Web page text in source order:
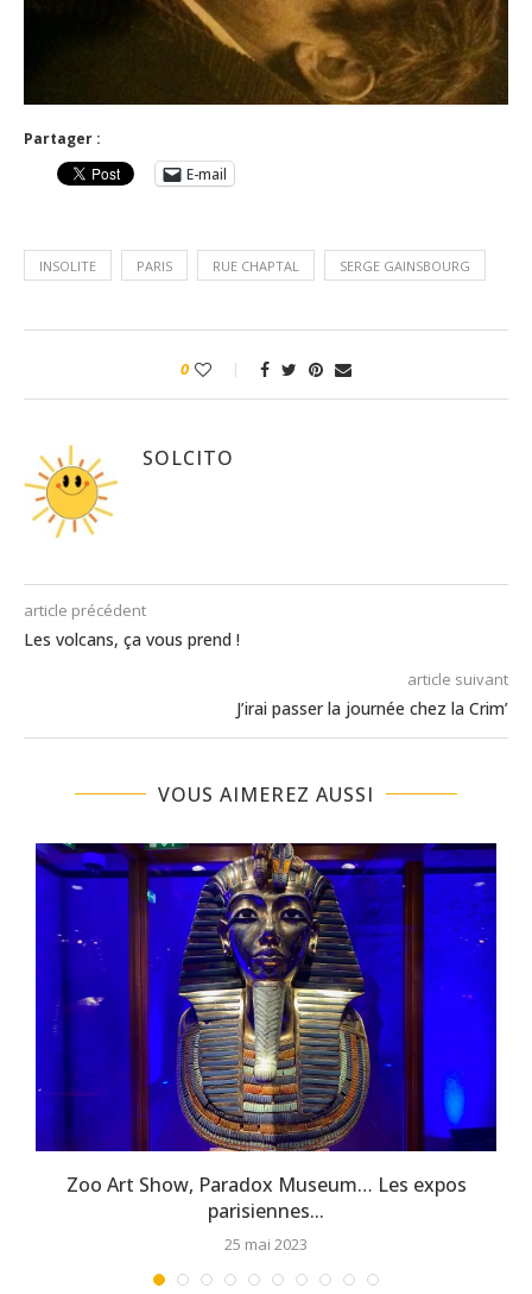
Partager :
E-mail
INSOLITE PARIS RUE CHAPTAL SERGE GAINSBOURG
0
SOLCITO
article précédent
Les volcans, ça vous prend !
article suivant
J’irai passer la journée chez la Crim’
VOUS AIMEREZ AUSSI
Zoo Art Show, Paradox Museum… Les expos
parisiennes...
25 mai 2023